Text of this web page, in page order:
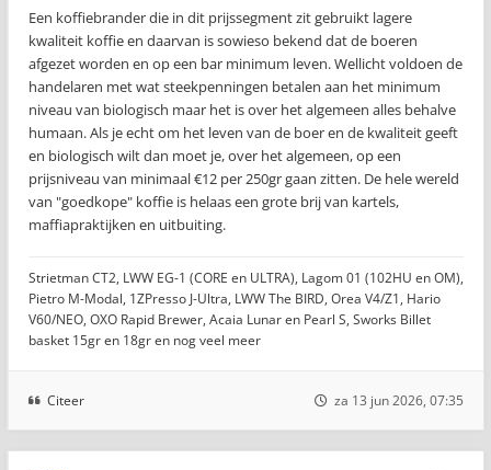
Een koffiebrander die in dit prijssegment zit gebruikt lagere
kwaliteit koffie en daarvan is sowieso bekend dat de boeren
afgezet worden en op een bar minimum leven. Wellicht voldoen de
handelaren met wat steekpenningen betalen aan het minimum
niveau van biologisch maar het is over het algemeen alles behalve
humaan. Als je echt om het leven van de boer en de kwaliteit geeft
en biologisch wilt dan moet je, over het algemeen, op een
prijsniveau van minimaal €12 per 250gr gaan zitten. De hele wereld
van "goedkope" koffie is helaas een grote brij van kartels,
maffiapraktijken en uitbuiting.
Strietman CT2, LWW EG-1 (CORE en ULTRA), Lagom 01 (102HU en OM),
Pietro M-Modal, 1ZPresso J-Ultra, LWW The BIRD, Orea V4/Z1, Hario
V60/NEO, OXO Rapid Brewer, Acaia Lunar en Pearl S, Sworks Billet
basket 15gr en 18gr en nog veel meer
Citeer za 13 jun 2026, 07:35